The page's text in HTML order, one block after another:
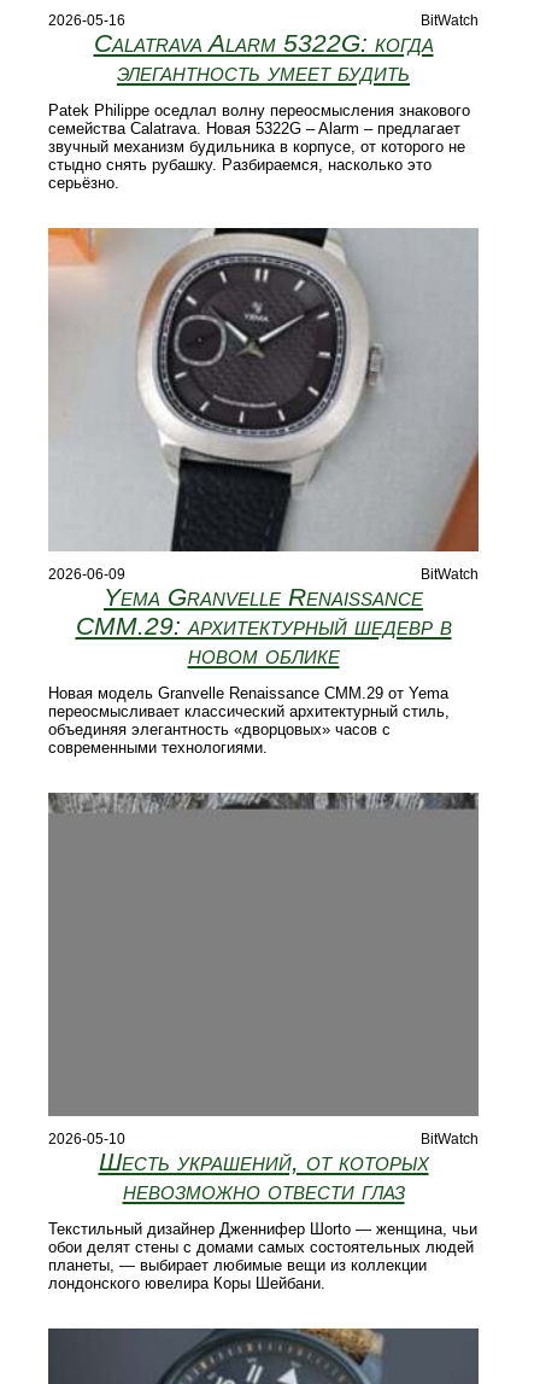
2026-05-16 BitWatch
Calatrava Alarm 5322G: когда
элегантность умеет будить
Patek Philippe оседлал волну переосмысления знакового
семейства Calatrava. Новая 5322G – Alarm – предлагает
звучный механизм будильника в корпусе, от которого не
стыдно снять рубашку. Разбираемся, насколько это
серьёзно.
2026-06-09 BitWatch
Yema Granvelle Renaissance
CMM.29: архитектурный шедевр в
новом облике
Новая модель Granvelle Renaissance CMM.29 от Yema
переосмысливает классический архитектурный стиль,
объединяя элегантность «дворцовых» часов с
современными технологиями.
2026-05-10 BitWatch
Шесть украшений, от которых
невозможно отвести глаз
Текстильный дизайнер Дженнифер Шorto — женщина, чьи
обои делят стены с домами самых состоятельных людей
планеты, — выбирает любимые вещи из коллекции
лондонского ювелира Коры Шейбани.